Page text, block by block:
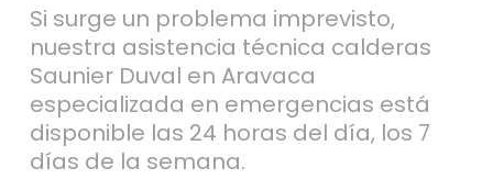
Si surge un problema imprevisto,
nuestra asistencia técnica calderas
Saunier Duval en Aravaca
especializada en emergencias está
disponible las 24 horas del día, los 7
días de la semana.